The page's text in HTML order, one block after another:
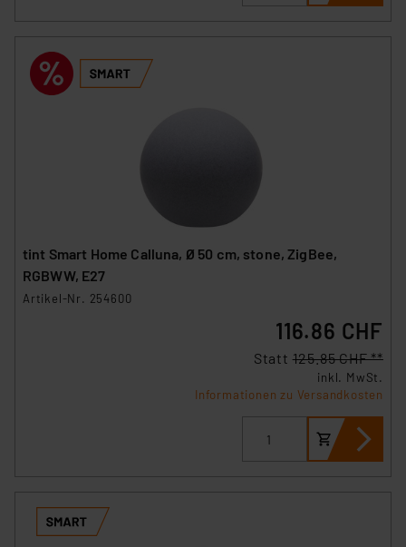
tint Smart Home Calluna, Ø 50 cm, stone, ZigBee,
RGBWW, E27
Artikel-Nr. 254600
116.86 CHF
Statt125.85 CHF **
inkl. MwSt.
Informationen zu Versandkosten